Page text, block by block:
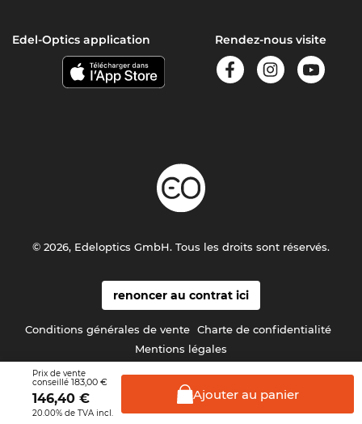
Prix de vente
conseillé 183,00 €
146,40 €
20.00% de TVA incl.
Ajouter au panier
Edel-Optics application Rendez-nous visite
renoncer au contrat ici
Conditions générales de vente Charte de confidentialité
Mentions légales
© 2026, Edeloptics GmbH. Tous les droits sont réservés.